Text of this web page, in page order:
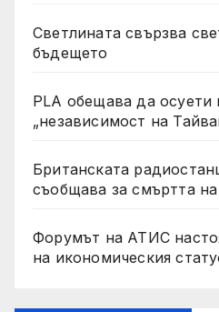
Светлината свързва
бъдещето
PLA обещава да осуети
„независимост на
Британската
съобщава за смъртта
Форумът на АТИС
на икономическия